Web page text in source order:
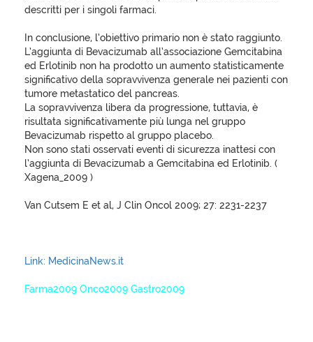
descritti per i singoli farmaci.
In conclusione, l’obiettivo primario non è stato raggiunto.
L’aggiunta di Bevacizumab all’associazione Gemcitabina
ed Erlotinib non ha prodotto un aumento statisticamente
significativo della sopravvivenza generale nei pazienti con
tumore metastatico del pancreas.
La sopravvivenza libera da progressione, tuttavia, è
risultata significativamente più lunga nel gruppo
Bevacizumab rispetto al gruppo placebo.
Non sono stati osservati eventi di sicurezza inattesi con
l’aggiunta di Bevacizumab a Gemcitabina ed Erlotinib. (
Xagena_2009 )
Van Cutsem E et al, J Clin Oncol 2009; 27: 2231-2237
Link: MedicinaNews.it
Farma2009 Onco2009 Gastro2009